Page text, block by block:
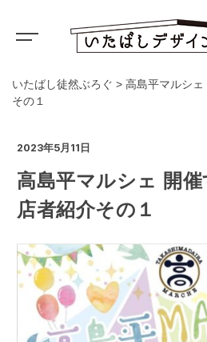
いたばし徒然ぶろぐ > 高島平マルシ
その１
2023年5月11日
高島平マルシェ 開
店者紹介その１